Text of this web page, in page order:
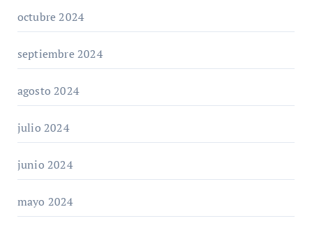
octubre 2024
septiembre 2024
agosto 2024
julio 2024
junio 2024
mayo 2024